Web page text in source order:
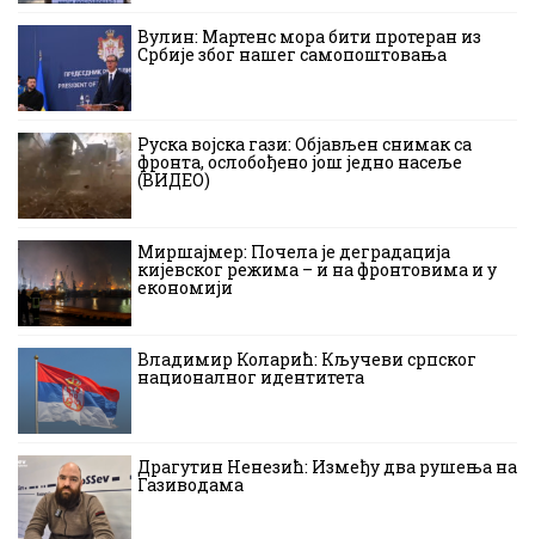
Вулин: Мартенс мора бити протеран из
Србије због нашег самопоштовања
Руска војска гази: Објављен снимак са
фронта, ослобођено још једно насеље
(ВИДЕО)
Миршајмер: Почела је деградација
кијевског режима – и на фронтовима и у
економији
Владимир Коларић: Кључеви српског
националног идентитета
Драгутин Ненезић: Између два рушења на
Газиводама